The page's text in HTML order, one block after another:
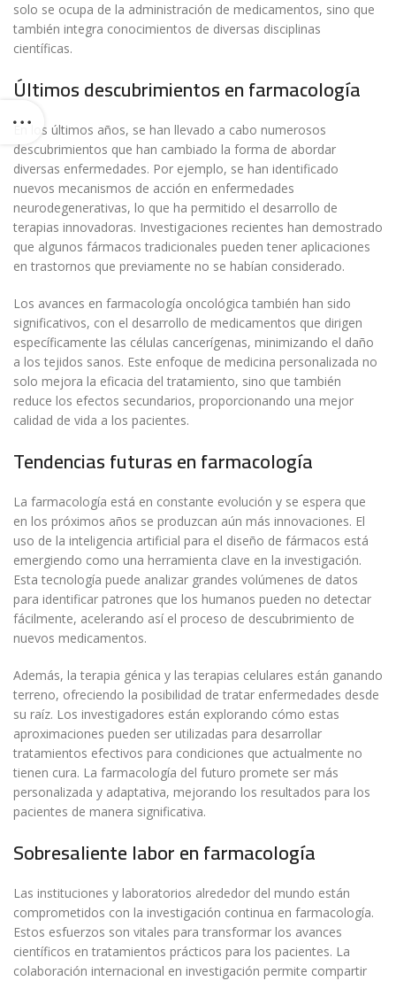
solo se ocupa de la administración de medicamentos, sino que
también integra conocimientos de diversas disciplinas
científicas.
Últimos descubrimientos en farmacología
En los últimos años, se han llevado a cabo numerosos
descubrimientos que han cambiado la forma de abordar
diversas enfermedades. Por ejemplo, se han identificado
nuevos mecanismos de acción en enfermedades
neurodegenerativas, lo que ha permitido el desarrollo de
terapias innovadoras. Investigaciones recientes han demostrado
que algunos fármacos tradicionales pueden tener aplicaciones
en trastornos que previamente no se habían considerado.
Los avances en farmacología oncológica también han sido
significativos, con el desarrollo de medicamentos que dirigen
específicamente las células cancerígenas, minimizando el daño
a los tejidos sanos. Este enfoque de medicina personalizada no
solo mejora la eficacia del tratamiento, sino que también
reduce los efectos secundarios, proporcionando una mejor
calidad de vida a los pacientes.
Tendencias futuras en farmacología
La farmacología está en constante evolución y se espera que
en los próximos años se produzcan aún más innovaciones. El
uso de la inteligencia artificial para el diseño de fármacos está
emergiendo como una herramienta clave en la investigación.
Esta tecnología puede analizar grandes volúmenes de datos
para identificar patrones que los humanos pueden no detectar
fácilmente, acelerando así el proceso de descubrimiento de
nuevos medicamentos.
Además, la terapia génica y las terapias celulares están ganando
terreno, ofreciendo la posibilidad de tratar enfermedades desde
su raíz. Los investigadores están explorando cómo estas
aproximaciones pueden ser utilizadas para desarrollar
tratamientos efectivos para condiciones que actualmente no
tienen cura. La farmacología del futuro promete ser más
personalizada y adaptativa, mejorando los resultados para los
pacientes de manera significativa.
Sobresaliente labor en farmacología
Las instituciones y laboratorios alrededor del mundo están
comprometidos con la investigación continua en farmacología.
Estos esfuerzos son vitales para transformar los avances
científicos en tratamientos prácticos para los pacientes. La
colaboración internacional en investigación permite compartir